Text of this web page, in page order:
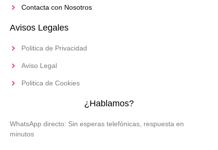
Contacta con Nosotros
Avisos Legales
Politica de Privacidad
Aviso Legal
Politica de Cookies
¿Hablamos?
WhatsApp directo: Sin esperas telefónicas, respuesta en
minutos